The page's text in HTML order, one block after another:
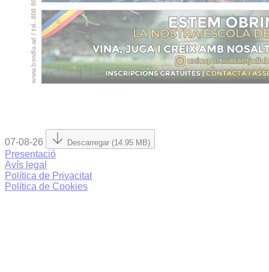
07-08-26 Descarregar (14.95 MB)
Presentació
Avís legal
Política de Privacitat
Política de Cookies